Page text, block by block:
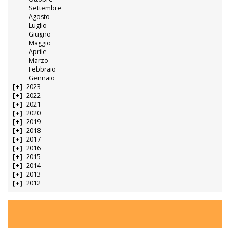
Settembre
Agosto
Luglio
Giugno
Maggio
Aprile
Marzo
Febbraio
Gennaio
2023
2022
2021
2020
2019
2018
2017
2016
2015
2014
2013
2012